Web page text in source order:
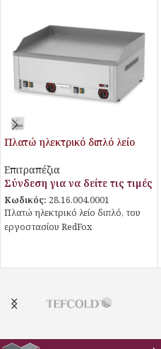
Πλατώ ηλεκτρικό διπλό λείο
Επιτραπέζια
Σύνδεση για να δείτε τις τιμές
Κωδικός: 28.16.004.0001
Πλατώ ηλεκτρικό λείο διπλό, του
εργοστασίου RedFox